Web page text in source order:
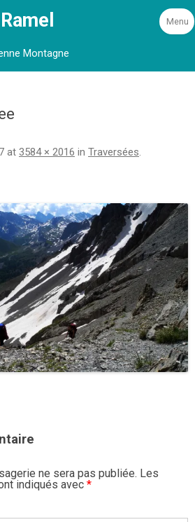
Montagne
Menu
at 3584 × 2016 in Traversées.
ne sera pas publiée. Les
indiqués avec *